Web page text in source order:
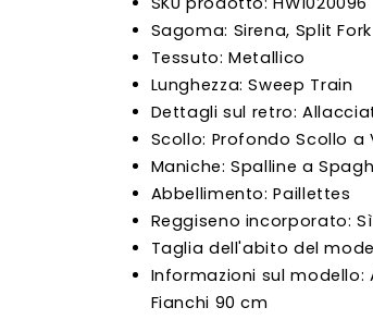
Sagoma: Sirena, Split Fork
Tessuto:Metallico
Lunghezza: Sweep Train
Dettagli sul retro:
Scollo: Profondo Scollo a
Maniche: Spalline a
Abbellimento: Paillettes
Reggiseno incorporato: Sì
Taglia dell'abito del
Informazioni sul modello:
Fianchi 90 cm